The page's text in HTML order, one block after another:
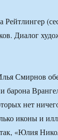
Смирнов
барона
нет
иконы и
«Юлия